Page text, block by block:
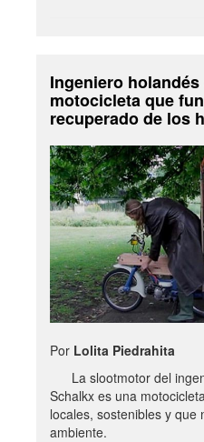
Ingeniero
motocicleta que
recuperado de los
Por Lolita Piedrahita
La slootmotor del
Schalkx es una
locales, sostenibles y que
ambiente.